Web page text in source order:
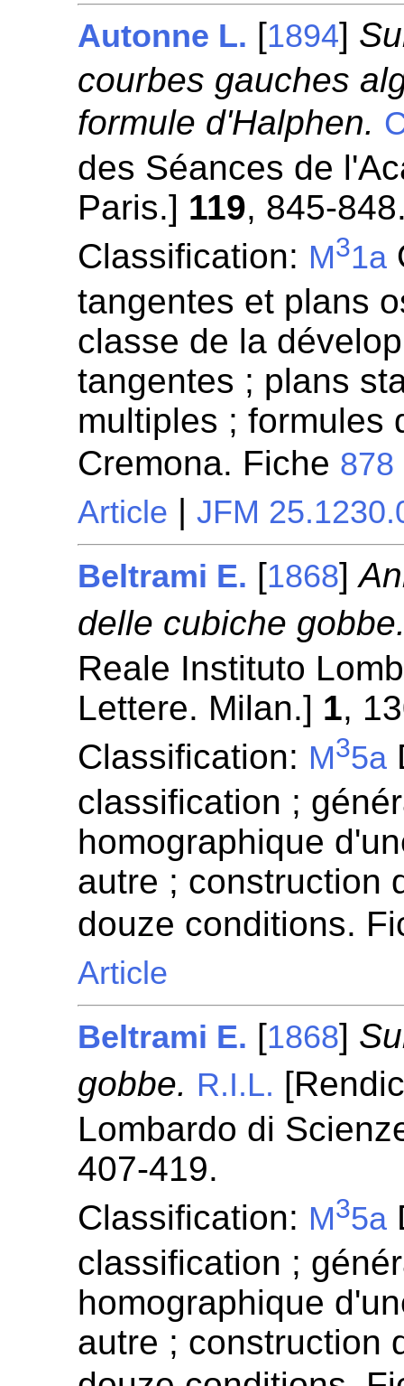
Autonne L. [1894]
courbes gauches
formule d'Halphen.
des Séances de
Paris.] 119, 845-
Classification: M31a
tangentes et plans
classe de la
tangentes ; plans
multiples ; formules
Cremona. Fiche 878
Article |JFM
Beltrami E. [1868]
delle cubiche
Reale Instituto
Lettere. Milan.] 1,
Classification: M35a
classification ;
homographique
autre ; construction
douze conditions.
Article
Beltrami E. [1868]
gobbe. R.I.L.
Lombardo di
407-419.
Classification: M35a
classification ;
homographique
autre ; construction